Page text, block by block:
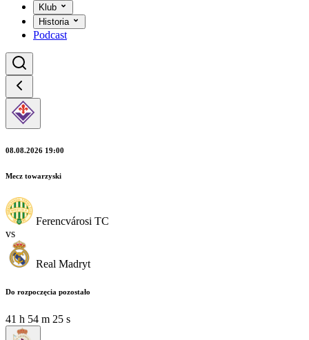
Klub
Historia
Podcast
08.08.2026 19:00
Mecz towarzyski
Ferencvárosi TC
vs
Real Madryt
Do rozpoczęcia pozostało
41 h 54 m 24 s